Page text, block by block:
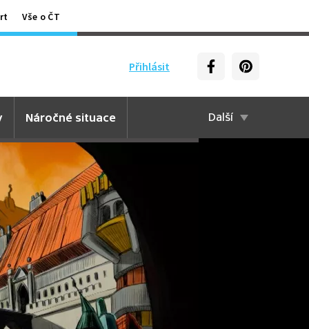
Vše o ČT
Přihlásit
Náročné situace Další